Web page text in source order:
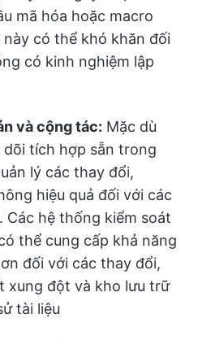
mã hóa hoặc macro
có thể khó khăn đối
có kinh nghiệm lập
và cộng tác: Mặc dù
tích hợp sẵn trong
lý các thay đổi,
hiệu quả đối với các
Các hệ thống kiểm soát
thể cung cấp khả năng
đối với các thay đổi,
xung đột và kho lưu trữ
tài liệu